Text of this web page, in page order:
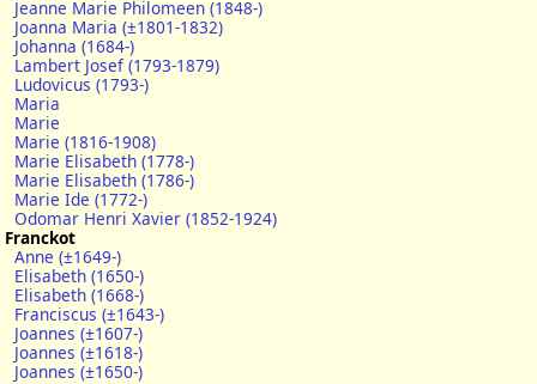
Jeanne Marie Philomeen (1848-)
Joanna Maria (±1801-1832)
Johanna (1684-)
Lambert Josef (1793-1879)
Ludovicus (1793-)
Maria
Marie
Marie (1816-1908)
Marie Elisabeth (1778-)
Marie Elisabeth (1786-)
Marie Ide (1772-)
Odomar Henri Xavier (1852-1924)
Franckot
Anne (±1649-)
Elisabeth (1650-)
Elisabeth (1668-)
Franciscus (±1643-)
Joannes (±1607-)
Joannes (±1618-)
Joannes (±1650-)